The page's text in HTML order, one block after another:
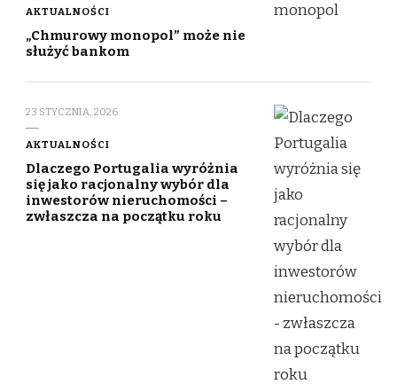
AKTUALNOŚCI
„Chmurowy monopol” może nie
służyć bankom
23 STYCZNIA, 2026
AKTUALNOŚCI
Dlaczego Portugalia wyróżnia
się jako racjonalny wybór dla
inwestorów nieruchomości –
zwłaszcza na początku roku